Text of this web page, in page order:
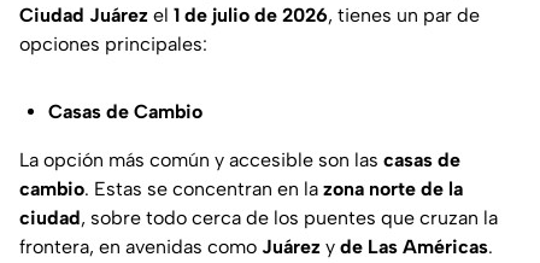
Ciudad Juárez el 1 de julio de 2026, tienes un par de
opciones principales:
Casas de Cambio
La opción más común y accesible son las casas de
cambio. Estas se concentran en la zona norte de la
ciudad, sobre todo cerca de los puentes que cruzan la
frontera, en avenidas como Juárez y de Las Américas.